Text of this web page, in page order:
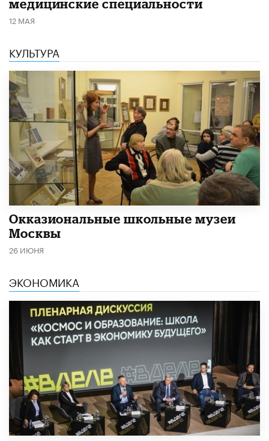
медицинские специальности
12 МАЯ
КУЛЬТУРА
​Окказиональные школьные музеи
Москвы
26 ИЮНЯ
ЭКОНОМИКА